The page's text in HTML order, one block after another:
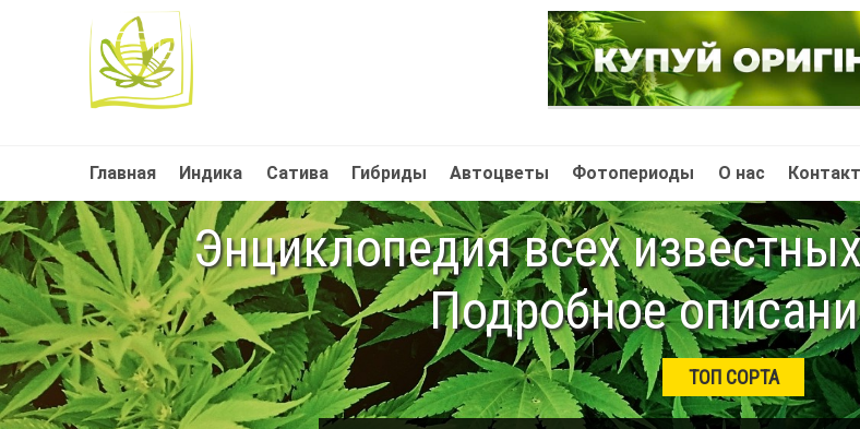
Главная Индика Сатива Гибриды Автоцветы Фотопериоды О нас
Энциклопедия всех
Подробное
ТОП СОРТА